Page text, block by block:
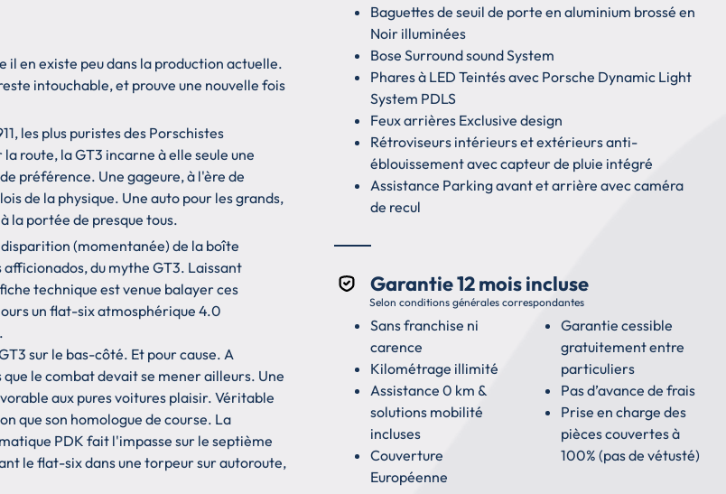
il en existe peu dans la production actuelle.
intouchable, et prouve une nouvelle fois
les plus puristes des Porschistes
route, la GT3 incarne à elle seule une
préférence. Une gageure, à l'ère de
de la physique. Une auto pour les grands,
la portée de presque tous.
(momentanée) de la boîte
du mythe GT3. Laissant
technique est venue balayer ces
un flat-six atmosphérique 4.0
sur le bas-côté. Et pour cause. A
le combat devait se mener ailleurs. Une
aux pures voitures plaisir. Véritable
que son homologue de course. La
PDK fait l'impasse sur le septième
le flat-six dans une torpeur sur autoroute,
Baguettes de seuil de porte en aluminium brossé en
Noir illuminées
Bose Surround sound System
Phares à LED Teintés avec Porsche Dynamic Light
System PDLS
Feux arrières Exclusive design
Rétroviseurs intérieurs et extérieurs anti-
éblouissement avec capteur de pluie intégré
Assistance Parking avant et arrière avec caméra
de recul
Garantie 12 mois incluse
Selon conditions générales correspondantes
Sans franchise ni
carence
Kilométrage illimité
Assistance 0 km &
solutions mobilité
incluses
Couverture
Européenne
Garantie cessible
gratuitement entre
particuliers
Pas d’avance de frais
Prise en charge des
pièces couvertes à
100% (pas de vétusté)